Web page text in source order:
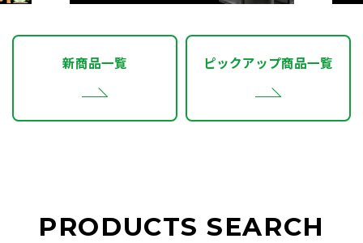
新商品一覧 ピックアップ商品一覧
PRODUCTS SEARCH